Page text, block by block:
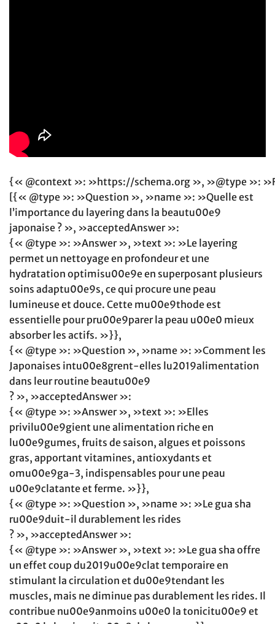
{« @context »: »https://schema.org », »@type »:
[{« @type »: »Question », »name »: »Quelle est
l’importance du layering dans la beautu00e9
japonaise ? », »acceptedAnswer »:
{« @type »: »Answer », »text »: »Le layering
permet un nettoyage en profondeur et une
hydratation optimisu00e9e en superposant plusieurs
soins adaptu00e9s, ce qui procure une peau
lumineuse et douce. Cette mu00e9thode est
essentielle pour pru00e9parer la peau u00e0 mieux
absorber les actifs. »}},
{« @type »: »Question », »name »: »Comment les
Japonaises intu00e8grent-elles lu2019alimentation
dans leur routine beautu00e9
? », »acceptedAnswer »:
{« @type »: »Answer », »text »: »Elles
privilu00e9gient une alimentation riche en
lu00e9gumes, fruits de saison, algues et poissons
gras, apportant vitamines, antioxydants et
omu00e9ga-3, indispensables pour une peau
u00e9clatante et ferme. »}},
{« @type »: »Question », »name »: »Le gua sha
ru00e9duit-il durablement les rides
? », »acceptedAnswer »:
{« @type »: »Answer », »text »: »Le gua sha offre
un effet coup du2019u00e9clat temporaire en
stimulant la circulation et du00e9tendant les
muscles, mais ne diminue pas durablement les rides. Il
contribue nu00e9anmoins u00e0 la tonicitu00e9 et